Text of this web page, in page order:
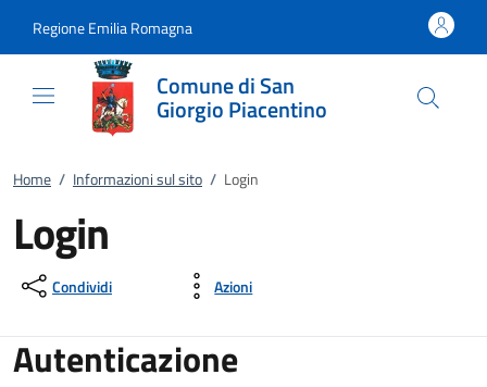
Regione Emilia Romagna
Comune di San
Giorgio Piacentino
Home / Informazioni sul sito / Login
Login
Condividi Azioni
Autenticazione